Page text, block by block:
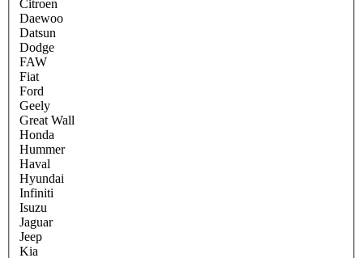
Citroen
Daewoo
Datsun
Dodge
FAW
Fiat
Ford
Geely
Great Wall
Honda
Hummer
Haval
Hyundai
Infiniti
Isuzu
Jaguar
Jeep
Kia